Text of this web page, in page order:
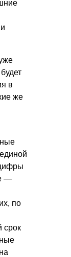
в
же
—
по
срок